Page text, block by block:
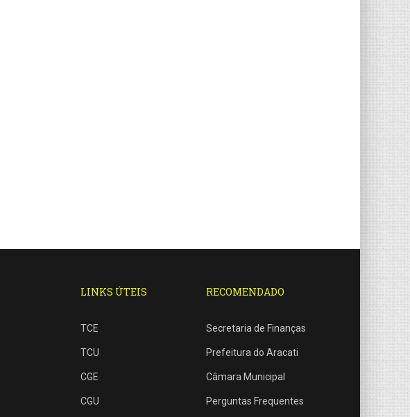
LINKS ÚTEIS
TCE
TCU
CGE
CGU
RECOMENDADO
Secretaria de Finanças
Prefeitura do Aracati
Câmara Municipal
Perguntas Frequentes
SITE!